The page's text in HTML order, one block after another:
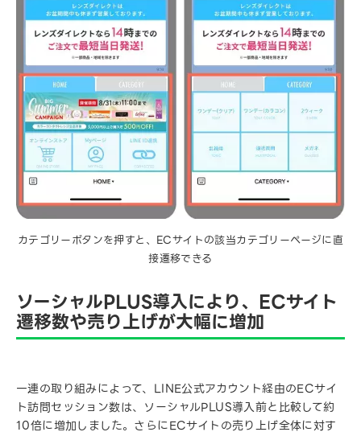
カテゴリーボタンを押すと、ECサイトの該当カテゴリーページに直
接遷移できる
ソーシャルPLUS導入により、ECサイト
遷移数や売り上げが大幅に増加
一連の取り組みによって、LINE公式アカウント経由のECサイ
ト訪問セッション数は、ソーシャルPLUS導入前と比較して約
10倍に増加しました。さらにECサイトの売り上げ全体に対す